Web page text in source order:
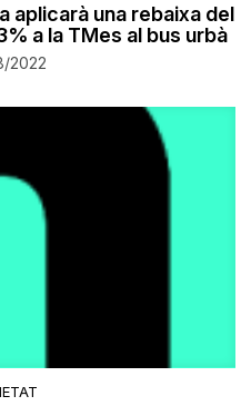
aplicarà una rebaixa del
a la TMes al bus urbà
2022